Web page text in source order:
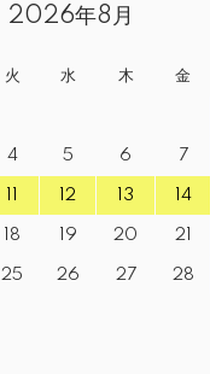
2026年8月
火 水 木 金
4 5 6 7
12 13 14
18 19 20 21
25 26 27 28